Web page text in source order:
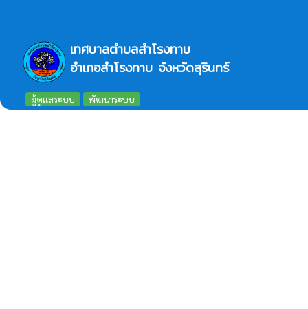
เทศบาลตำบลสำโรงทาบ
อำเภอสำโรงทาบ จังหวัดสุรินทร์
ผู้ดูแลระบบ พัฒนาระบบ